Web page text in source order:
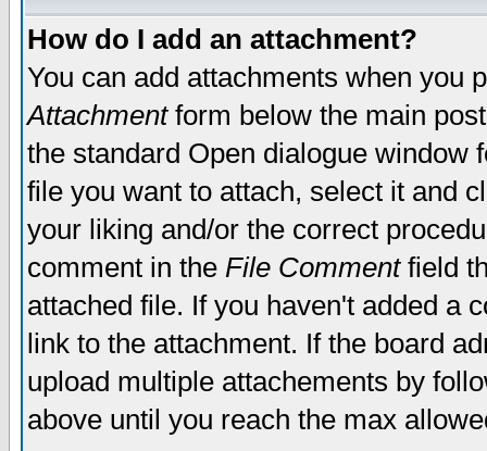
How do I add an attachment?
You can add attachments when you
Attachmentform below the main
the standard Open dialogue window
file you want to attach, select it and
your liking and/or the correct
comment in the File Commentfield
attached file. If you haven't added a
link to the attachment. If the board
upload multiple attachements by
above until you reach the max